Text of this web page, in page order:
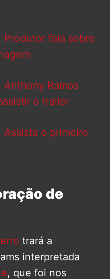
Produtor fala sobre
Anthony Ramos
o trailer
Assista o primeiro
de
trará a
interpretada
, que foi nos